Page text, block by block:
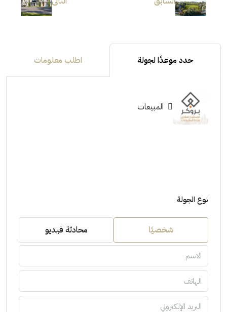
حدد موعدًا لجولة اطلب معلومات
المبيعات
نوع الجولة
شخصيًا محادثة فيديو